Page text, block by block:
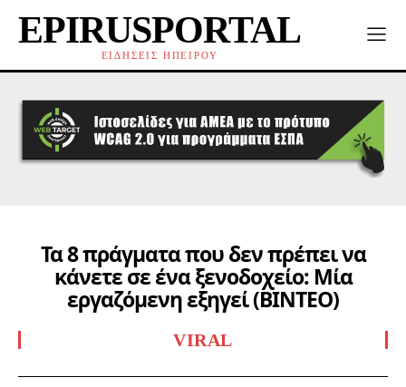
EPIRUSPORTAL
ΕΙΔΗΣΕΙΣ ΗΠΕΙΡΟΥ
Τα 8 πράγματα που δεν πρέπει να
κάνετε σε ένα ξενοδοχείο: Μία
εργαζόμενη εξηγεί (ΒΙΝΤΕΟ)
VIRAL